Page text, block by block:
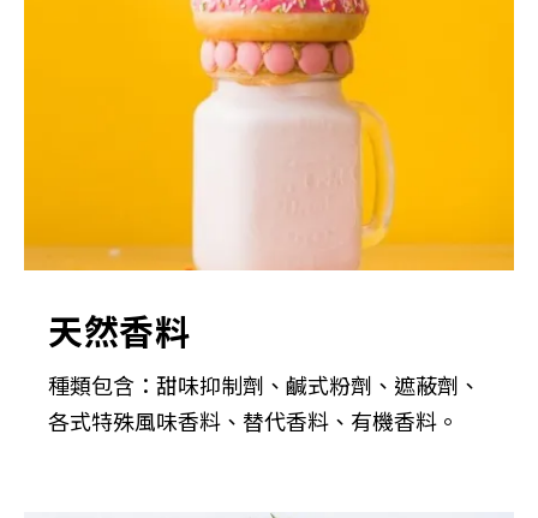
天然香料
種類包含：甜味抑制劑、鹹式粉劑、遮蔽劑、
各式特殊風味香料、替代香料、有機香料。